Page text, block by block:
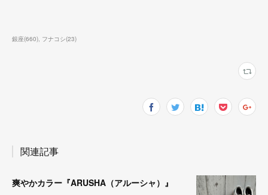
銀座(660) フナコシ(23)
関連記事
爽やかカラー『ARUSHA（アルーシャ）』